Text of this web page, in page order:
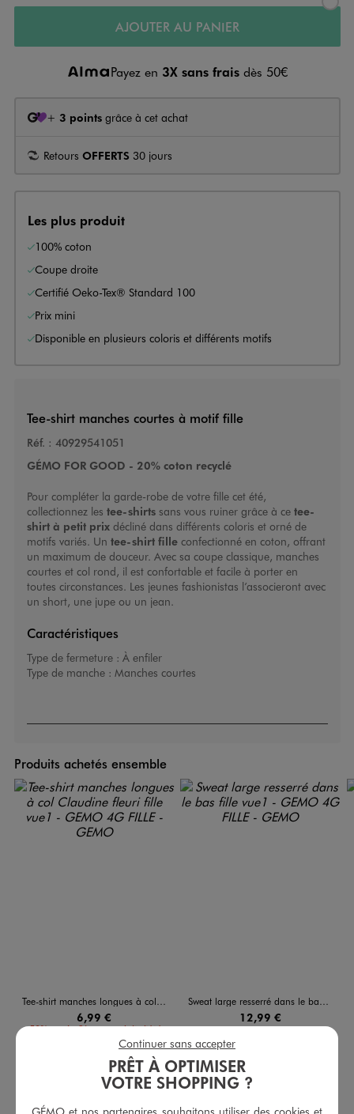
AJOUTER AU PANIER
Payez en 3X sans frais dès 50€
+ 3 points grâce à cet achat
Retours OFFERTS 30 jours
Les plus produit
100% coton
Coupe droite
Certifié Oeko-Tex® Standard 100
Prix mini
Disponible en plusieurs coloris et différents motifs
Tee-shirt manches courtes à motif fille
Réf. : 40929541051
GÉMO FOR GOOD - 20% coton recyclé
Pour compléter la garde-robe de votre fille cet été,
collectionnez les tee-shirtssans vous ruiner grâce à ce tee-
shirt à petit prixdécliné dans différents coloris et orné de
motifs variés. Un tee-shirt filleconfectionné en coton, offrant
un maximum de douceur. Avec sa coupe classique, manches
courtes et col rond, il est confortable et facile à porter en
toutes circonstances. Les jeunes fashionistas l’associeront avec
un short, une jupe ou un jean.
Caractéristiques
Type de fermeture : À enfiler
Type de manche : Manches courtes
Produits achetés ensemble
Tee-shirt manches longues à col Claudine fleuri fille
6,99 €
-50% sur le 2ème produit d'été
5/5 de moyenne
(4 avis)
Sweat large resserré dans le bas fille
12,99 €
PRÊT À OPTIMISER
VOTRE SHOPPING ?
Continuer sans accepter